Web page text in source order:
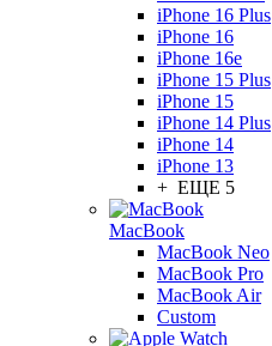
iPhone 16 Plus
iPhone 16
iPhone 16e
iPhone 15 Plus
iPhone 15
iPhone 14 Plus
iPhone 14
iPhone 13
+ ЕЩЕ 5
MacBook
MacBook Neo
MacBook Pro
MacBook Air
Custom